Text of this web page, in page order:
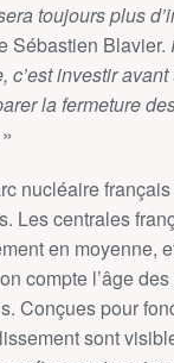
toujours plus
Sébastien Blavier.
c’est investir
la fermeture
»
nucléaire français
Les centrales
en moyenne,
compte l’âge
Conçues pour
sont